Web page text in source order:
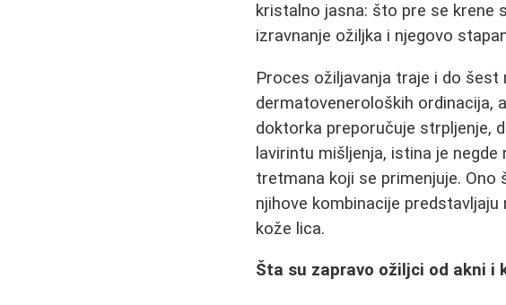
kristalno jasna: što pre se krene
izravnanje ožiljka i njegovo
Proces ožiljavanja traje i do
dermatoveneroloških ordinacija,
doktorka preporučuje strpljenje,
lavirintu mišljenja, istina je
tretmana koji se primenjuje. Ono
njihove kombinacije
kože lica.
Šta su zapravo ožiljci od akni i